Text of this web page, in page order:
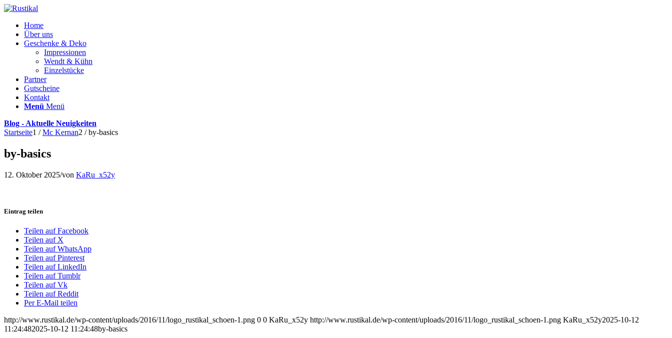
Home
Über uns
Geschenke & Deko
Impressionen
Wendt & Kühn
Einzelstücke
Partner
Gutscheine
Kontakt
Menü Menü
Blog - Aktuelle Neuigkeiten
Startseite1 / Mc Kernan2 / by-basics
by-basics
12. Oktober 2025/von KaRu_x52y
Eintrag teilen
Teilen auf Facebook
Teilen auf X
Teilen auf WhatsApp
Teilen auf Pinterest
Teilen auf LinkedIn
Teilen auf Tumblr
Teilen auf Vk
Teilen auf Reddit
Per E-Mail teilen
http://www.rustikal.de/wp-content/uploads/2016/11/logo_rustikal_schoen-1.png 0 0 KaRu_x52y http://www.rustikal.de/wp-content/uploads/2016/11/logo_rustikal_schoen-1.png KaRu_x52y2025-10-12
11:24:482025-10-12 11:24:48by-basics